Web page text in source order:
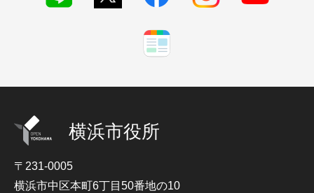
横浜市役所
〒231-0005
横浜市中区本町6丁目50番地の10